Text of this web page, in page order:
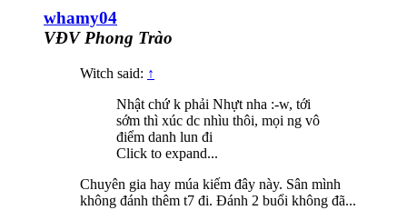
whamy04
VĐV Phong Trào
Witch said: ↑
Nhật chứ k phải Nhựt nha :-w, tới
sớm thì xúc dc nhìu thôi, mọi ng vô
điểm danh lun đi
Click to expand...
Chuyên gia hay múa kiếm đây này. Sân mình
không đánh thêm t7 đi. Đánh 2 buổi không đã...